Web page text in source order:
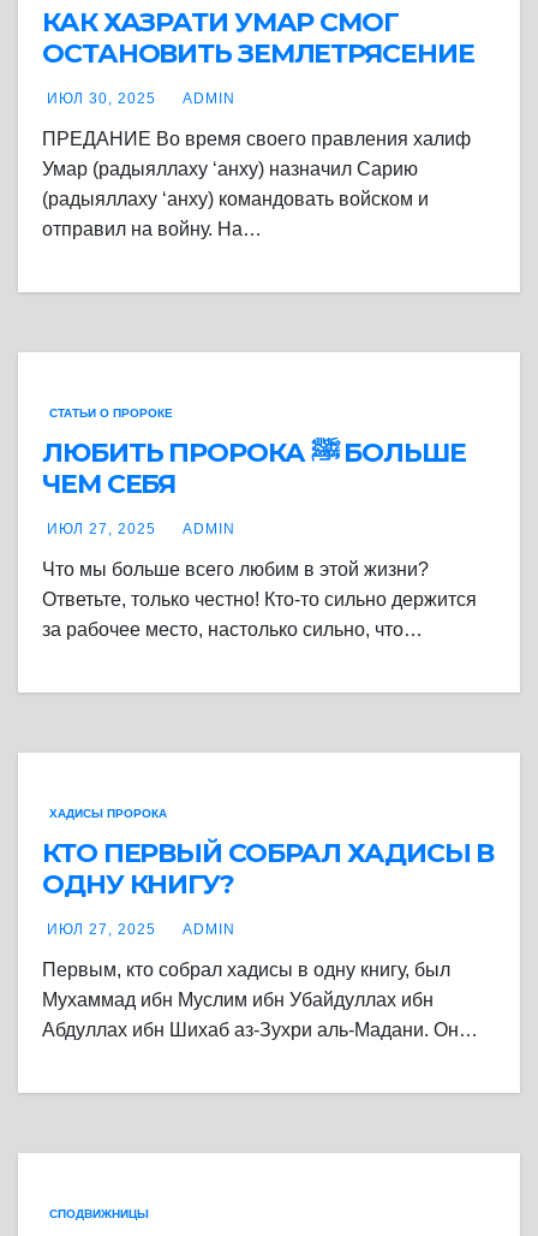
КАК ХАЗРАТИ УМАР СМОГ
ОСТАНОВИТЬ ЗЕМЛЕТРЯСЕНИЕ
ИЮЛ 30, 2025 ADMIN
ПРЕДАНИЕ Во время своего правления халиф
Умар (радыяллаху ‘анху) назначил Сарию
(радыяллаху ‘анху) командовать войском и
отправил на войну. На…
СТАТЬИ О ПРОРОКЕ
ЛЮБИТЬ ПРОРОКА ﷺ БОЛЬШЕ
ЧЕМ СЕБЯ
ИЮЛ 27, 2025 ADMIN
Что мы больше всего любим в этой жизни?
Ответьте, только честно! Кто-то сильно держится
за рабочее место, настолько сильно, что…
ХАДИСЫ ПРОРОКА
КТО ПЕРВЫЙ СОБРАЛ ХАДИСЫ В
ОДНУ КНИГУ?
ИЮЛ 27, 2025 ADMIN
Первым, кто собрал хадисы в одну книгу, был
Мухаммад ибн Муслим ибн Убайдуллах ибн
Абдуллах ибн Шихаб аз-Зухри аль-Мадани. Он…
СПОДВИЖНИЦЫ